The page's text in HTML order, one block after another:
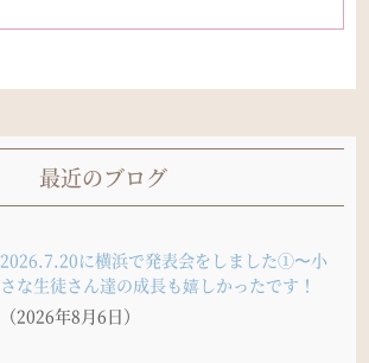
最近のブログ
2026.7.20に横浜で発表会をしました①〜小
さな生徒さん達の成長も嬉しかったです！
（2026年8月6日）